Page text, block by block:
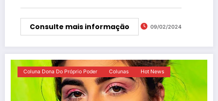
Consulte mais informação 09/02/2024
Coluna Dona Do Próprio Poder Colunas Hot News